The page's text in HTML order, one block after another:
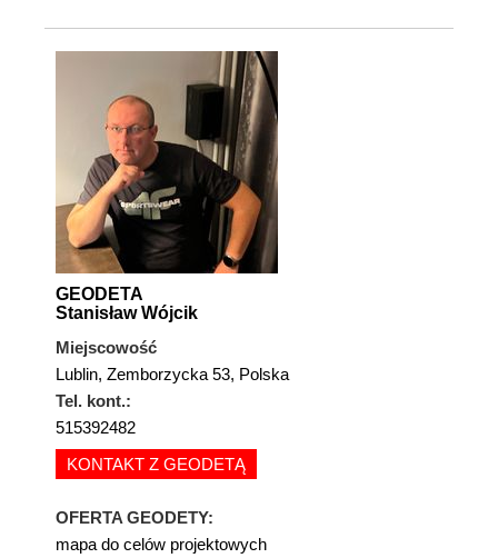
GEODETA
Stanisław Wójcik
Miejscowość
Lublin, Zemborzycka 53, Polska
Tel. kont.:
515392482
KONTAKT Z GEODETĄ
OFERTA GEODETY:
mapa do celów projektowych